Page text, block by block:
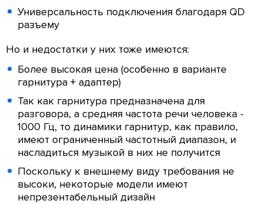
Универсальность подключения благодаря QD
разъему
Но и недостатки у них тоже имеются:
Более высокая цена (особенно в варианте
гарнитура + адаптер)
Так как гарнитура предназначена для
разговора, а средняя частота речи человека -
1000 Гц, то динамики гарнитур, как правило,
имеют ограниченный частотный диапазон, и
насладиться музыкой в них не получится
Поскольку к внешнему виду требования не
высоки, некоторые модели имеют
непрезентабельный дизайн